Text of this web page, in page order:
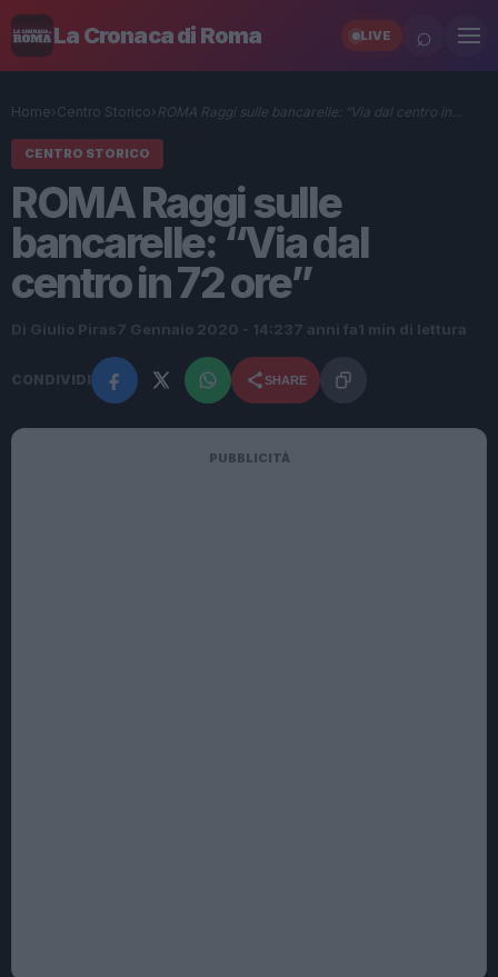
La Cronaca di Roma LIVE ⌕
Home› Centro Storico› ROMA Raggi sulle bancarelle: “Via dal centro in…
CENTRO STORICO
ROMA Raggi sulle
bancarelle: “Via dal
centro in 72 ore”
Di Giulio Piras7 Gennaio 2020 - 14:237 anni fa 1 min di lettura
CONDIVIDI SHARE
PUBBLICITÀ